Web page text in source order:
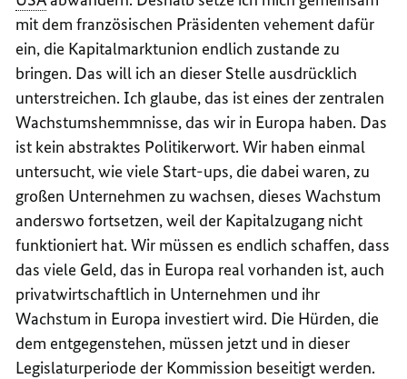
mit dem französischen Präsidenten vehement dafür
ein, die Kapitalmarktunion endlich zustande zu
bringen. Das will ich an dieser Stelle ausdrücklich
unterstreichen. Ich glaube, das ist eines der zentralen
Wachstumshemmnisse, das wir in Europa haben. Das
ist kein abstraktes Politikerwort. Wir haben einmal
untersucht, wie viele Start-ups, die dabei waren, zu
großen Unternehmen zu wachsen, dieses Wachstum
anderswo fortsetzen, weil der Kapitalzugang nicht
funktioniert hat. Wir müssen es endlich schaffen, dass
das viele Geld, das in Europa real vorhanden ist, auch
privatwirtschaftlich in Unternehmen und ihr
Wachstum in Europa investiert wird. Die Hürden, die
dem entgegenstehen, müssen jetzt und in dieser
Legislaturperiode der Kommission beseitigt werden.